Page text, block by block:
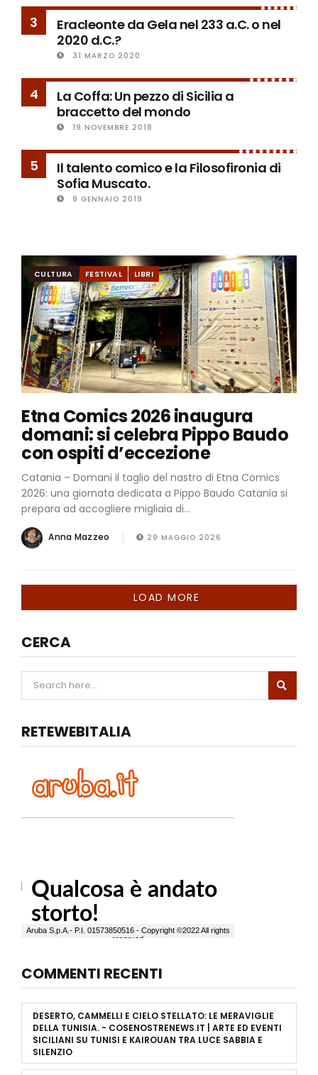
3
Eracleonte da Gela nel 233 a.C. o nel
2020 d.C.?
31 MARZO 2020
4
La Coffa: Un pezzo di Sicilia a
braccetto del mondo
19 NOVEMBRE 2018
5
Il talento comico e la Filosofironia di
Sofia Muscato.
9 GENNAIO 2019
CULTURA FESTIVAL LIBRI
Etna Comics 2026 inaugura
domani: si celebra Pippo Baudo
con ospiti d’eccezione
Catania – Domani il taglio del nastro di Etna Comics
2026: una giornata dedicata a Pippo Baudo Catania si
prepara ad accogliere migliaia di...
Anna Mazzeo 29 MAGGIO 2026
LOAD MORE
CERCA
RETEWEBITALIA
COMMENTI RECENTI
DESERTO, CAMMELLI E CIELO STELLATO: LE MERAVIGLIE
DELLA TUNISIA. - COSENOSTRENEWS.IT | ARTE ED EVENTI
SICILIANI SU TUNISI E KAIROUAN TRA LUCE SABBIA E
SILENZIO